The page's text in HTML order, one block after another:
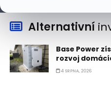
Alternativní
Base Power
rozvoj
4 SRPNA, 2026